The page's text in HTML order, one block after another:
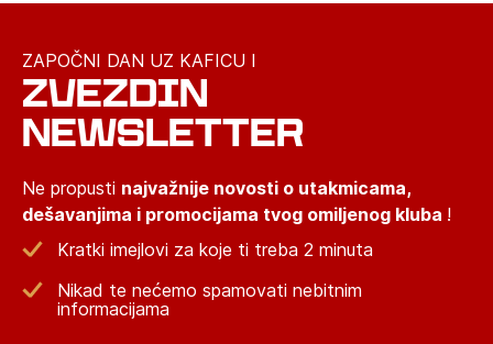
ZAPOČNI DAN UZ KAFICU I
ZVEZDIN
NEWSLETTER
Ne propusti najvažnije novosti o utakmicama,
dešavanjima i promocijama tvog omiljenog kluba !
Kratki imejlovi za koje ti treba 2 minuta
Nikad te nećemo spamovati nebitnim
informacijama